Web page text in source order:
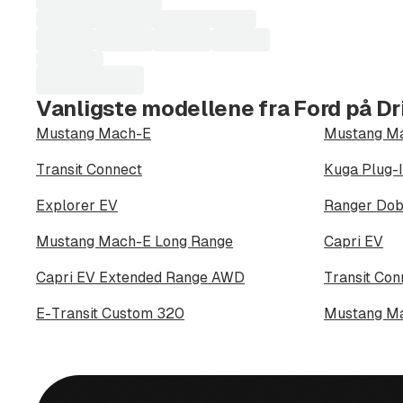
- Registreringsnummer
- Kilometerstand
LEVERING
Vi leverer biler over hele landet, kontakt oss
Lillestrøm. Vi har vært Ford forhandler på
Vanligste modellene fra Ford på
Mustang Mach-E Mustang
Transit Connect Kuga
Explorer EV Ranger
Mustang Mach-E Long Range Capri EV
Capri EV Extended Range AWD Transit
E-Transit Custom 320 Mustang